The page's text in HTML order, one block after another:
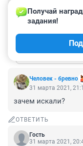
свиней нет? -
выкидывает
ОТВЕТИТЬ 1
Показать
Человек - брeвно
Получай
задания!
31 марта 2021,
зачем искали?
ОТВЕТИТЬ
Гость
31 марта 2021,